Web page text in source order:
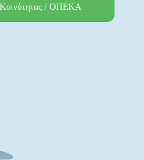
/ ΟΠΕΚΑ